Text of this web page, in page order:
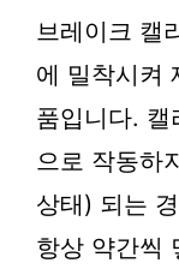
브레이크 캘
에 밀착시켜
품입니다. 캘
으로 작동하
상태) 되는
항상 약간씩